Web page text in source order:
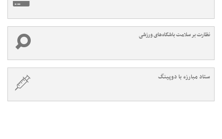
نظارت بر سلامت باشگاه‌های ورزشی
ستاد مبارزه با دوپینگ